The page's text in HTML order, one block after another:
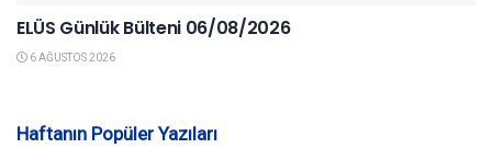
ELÜS Günlük Bülteni 06/08/2026
6 AĞUSTOS 2026
Haftanın Popüler Yazıları